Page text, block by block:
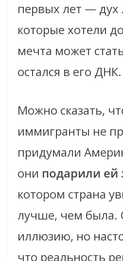
первых лет —
которые хотели
мечта может
остался в его ДНК.
Можно сказать,
иммигранты не
придумали
они подарили ей
котором страна
лучше, чем была.
иллюзию, но
что реальность